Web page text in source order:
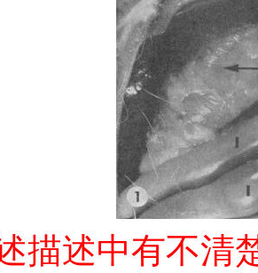
描述中有不清